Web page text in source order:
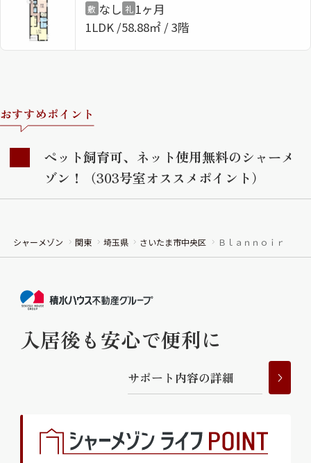
お問い合わせ・よくある質問
シャーメゾンライフ CLUB
敷 なし 礼 1ヶ月
1LDK 58.88㎡ / 3階
おすすめポイント
ペット飼育可、ネット使用無料のシャーメ
ゾン！（303号室オススメポイント）
シャーメゾン 関東 埼玉県 さいたま市中央区 Ｂｌａｎｎｏｉｒ
入居後も安心で便利に
サポー ト 内容の詳細